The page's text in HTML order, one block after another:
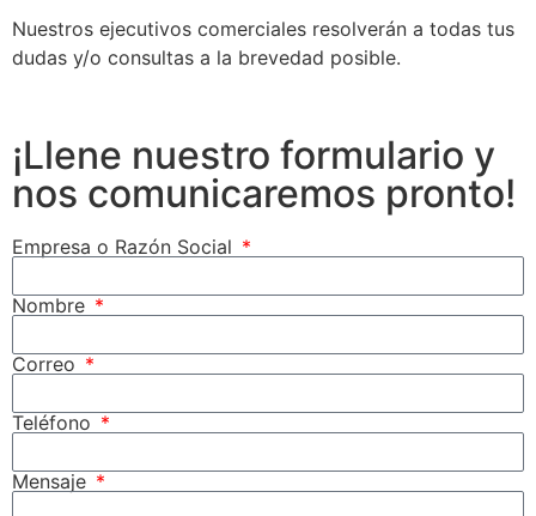
Nuestros ejecutivos comerciales resolverán a todas tus
dudas y/o consultas a la brevedad posible.
¡Llene nuestro formulario y
nos comunicaremos pronto!
Empresa o Razón Social
Nombre
Correo
Teléfono
Mensaje